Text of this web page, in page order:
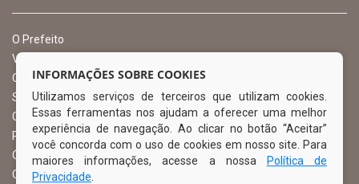
O Prefeito
Vice Prefeito
Ouvidoria Municipal
Serviço de Informação ao Cidadão – SIC
Chefe de Gabinete
Procuradoria Geral
Órgão de Controle Interno
Organograma
INFORMAÇÕES SOBRE COOKIES
Utilizamos serviços de terceiros que utilizam cookies.
Essas ferramentas nos ajudam a oferecer uma melhor
experiência de navegação. Ao clicar no botão “Aceitar”
você concorda com o uso de cookies em nosso site. Para
maiores informações, acesse a nossa
Política de
Privacidade